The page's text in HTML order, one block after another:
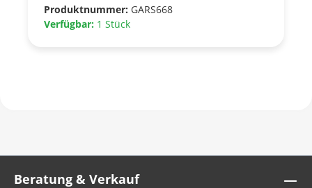
Produktnummer: GARS668
Verfügbar: 1 Stück
Beratung & Verkauf